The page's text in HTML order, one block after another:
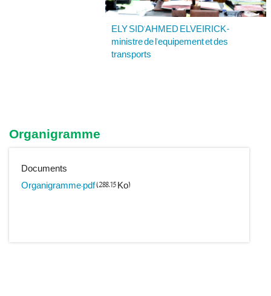
ELY SID'AHMED ELVEIRICK-
ministre de l'equipement et des
transports
Organigramme
Documents
Organigramme.pdf(288.15 Ko)